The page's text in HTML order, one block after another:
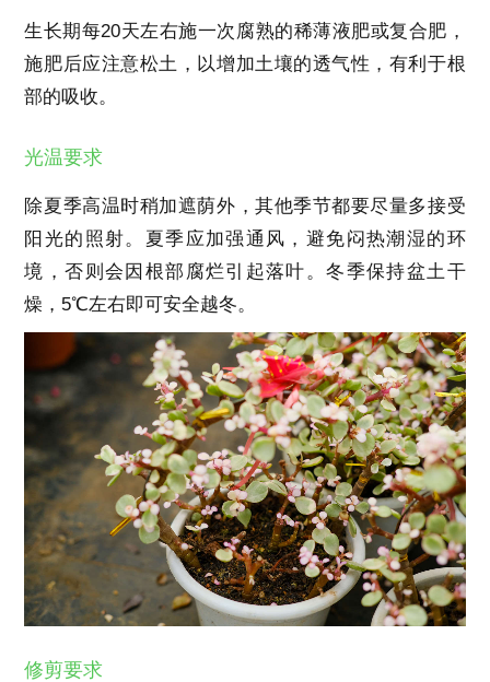
生长期每20天左右施一次腐熟的稀薄液肥或复合肥，
施肥后应注意松土，以增加土壤的透气性，有利于根
部的吸收。
光温要求
除夏季高温时稍加遮荫外，其他季节都要尽量多接受
阳光的照射。夏季应加强通风，避免闷热潮湿的环
境，否则会因根部腐烂引起落叶。冬季保持盆土干
燥，5℃左右即可安全越冬。
修剪要求